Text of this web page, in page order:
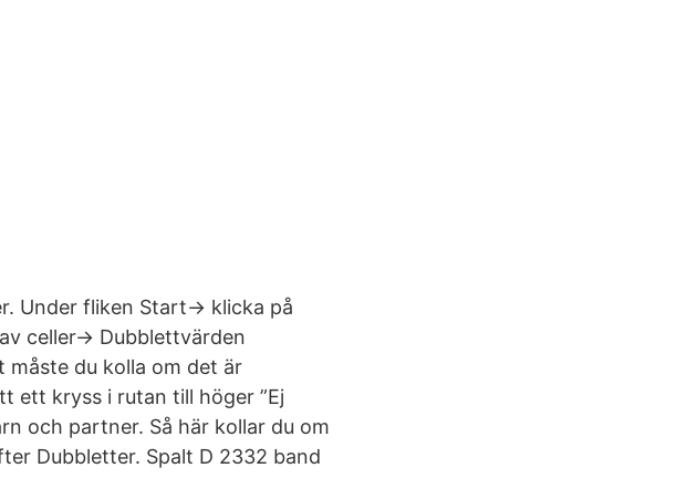
Under fliken Start-> klicka på
celler-> Dubblettvärden
du kolla om det är
ett kryss i rutan till höger ”Ej
och partner. Så här kollar du om
Dubbletter. Spalt D 2332 band